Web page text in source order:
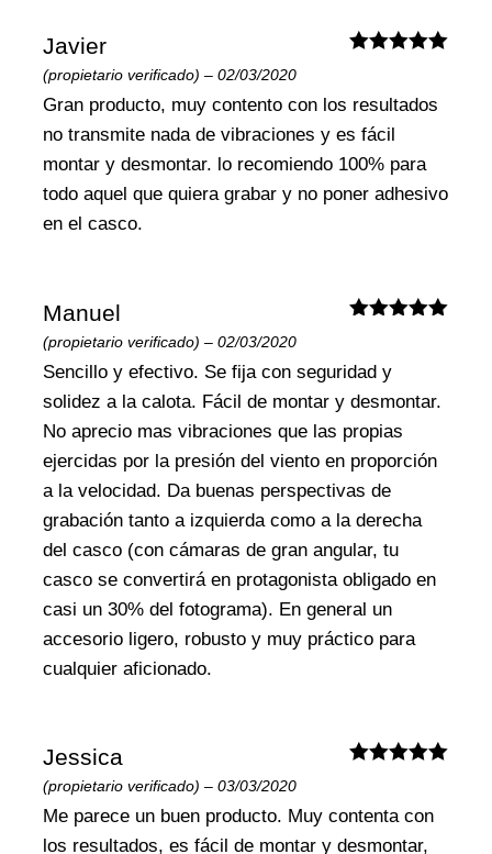
Javier
(propietario verificado) – 02/03/2020
Gran producto, muy contento con los resultados
no transmite nada de vibraciones y es fácil
montar y desmontar. lo recomiendo 100% para
todo aquel que quiera grabar y no poner adhesivo
en el casco.
Manuel
(propietario verificado) – 02/03/2020
Sencillo y efectivo. Se fija con seguridad y
solidez a la calota. Fácil de montar y desmontar.
No aprecio mas vibraciones que las propias
ejercidas por la presión del viento en proporción
a la velocidad. Da buenas perspectivas de
grabación tanto a izquierda como a la derecha
del casco (con cámaras de gran angular, tu
casco se convertirá en protagonista obligado en
casi un 30% del fotograma). En general un
accesorio ligero, robusto y muy práctico para
cualquier aficionado.
Jessica
(propietario verificado) – 03/03/2020
Me parece un buen producto. Muy contenta con
los resultados, es fácil de montar y desmontar,